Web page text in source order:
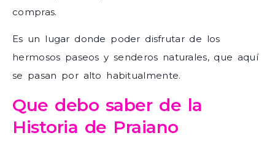
compras.
Es un lugar donde poder disfrutar de los
hermosos paseos y senderos naturales, que aquí
se pasan por alto habitualmente.
Que debo saber de la
Historia de Praiano